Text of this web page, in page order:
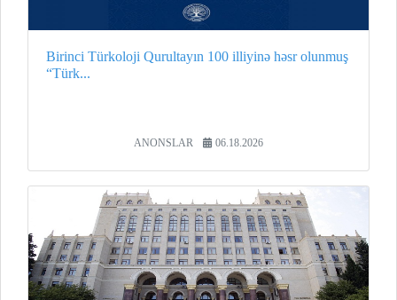
Birinci Türkoloji Qurultayın 100 illiyinə həsr olunmuş
“Türk...
ANONSLAR 06.18.2026